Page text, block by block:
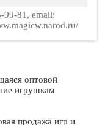
99-81, email:
оптовой
игрушкам
продажа игр и